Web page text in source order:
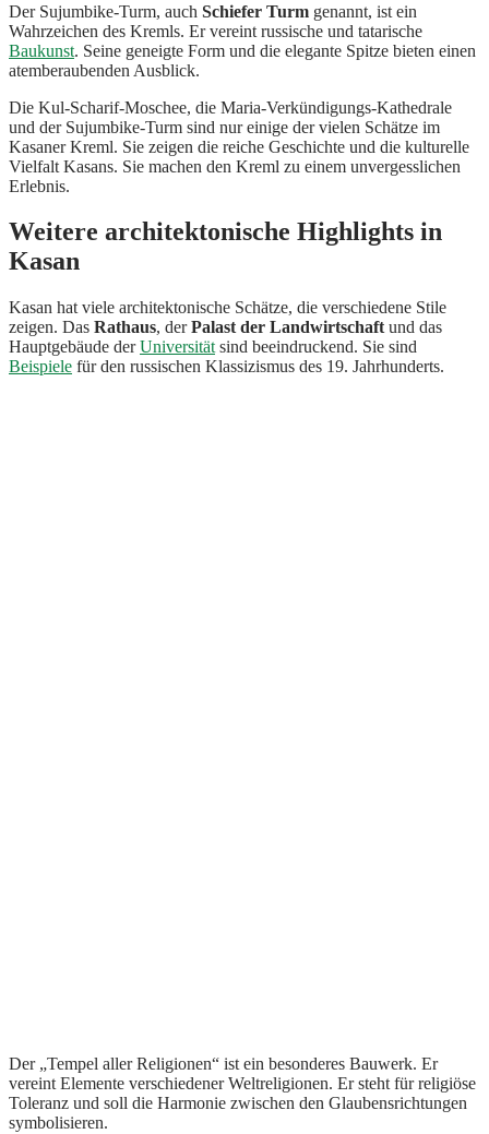
Der Sujumbike-Turm, auch Schiefer Turm genannt, ist ein
Wahrzeichen des Kremls. Er vereint russische und tatarische
Baukunst. Seine geneigte Form und die elegante Spitze bieten einen
atemberaubenden Ausblick.
Die Kul-Scharif-Moschee, die Maria-Verkündigungs-Kathedrale
und der Sujumbike-Turm sind nur einige der vielen Schätze im
Kasaner Kreml. Sie zeigen die reiche Geschichte und die kulturelle
Vielfalt Kasans. Sie machen den Kreml zu einem unvergesslichen
Erlebnis.
Weitere architektonische Highlights in
Kasan
Kasan hat viele architektonische Schätze, die verschiedene Stile
zeigen. Das Rathaus, derPalast der Landwirtschaft und das
Hauptgebäude derUniversität sind beeindruckend. Sie sind
Beispiele für den russischen Klassizismus des 19. Jahrhunderts.
Der „Tempel aller Religionen“ ist ein besonderes Bauwerk. Er
vereint Elemente verschiedener Weltreligionen. Er steht für religiöse
Toleranz und soll die Harmonie zwischen den Glaubensrichtungen
symbolisieren.